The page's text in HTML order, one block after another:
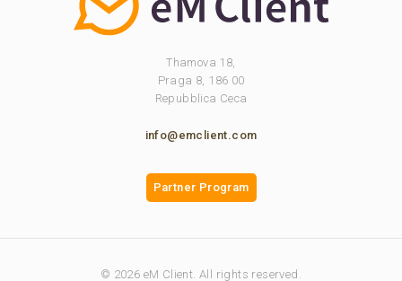
Thamova 18,
Praga 8, 186 00
Repubblica Ceca
info@emclient.com
Partner Program
© 2026 eM Client. All rights reserved.